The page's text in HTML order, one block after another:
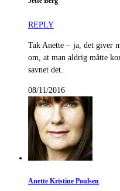
REPLY
Tak Anette – ja, det giver
om, at man aldrig måtte
savnet det.
08/11/2016
Anette Kristine Poulsen